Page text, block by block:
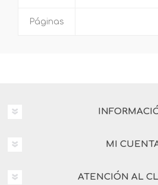
Páginas
MI
ATENCIÓN AL